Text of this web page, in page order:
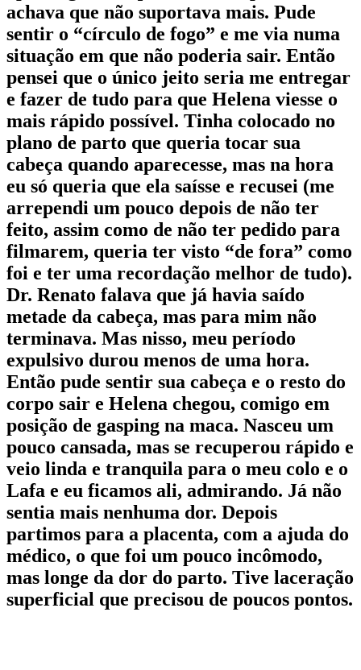
achava que não suportava mais. Pude
sentir o “círculo de fogo” e me via numa
situação em que não poderia sair. Então
pensei que o único jeito seria me entregar
e fazer de tudo para que Helena viesse o
mais rápido possível. Tinha colocado no
plano de parto que queria tocar sua
cabeça quando aparecesse, mas na hora
eu só queria que ela saísse e recusei (me
arrependi um pouco depois de não ter
feito, assim como de não ter pedido para
filmarem, queria ter visto “de fora” como
foi e ter uma recordação melhor de tudo).
Dr. Renato falava que já havia saído
metade da cabeça, mas para mim não
terminava. Mas nisso, meu período
expulsivo durou menos de uma hora.
Então pude sentir sua cabeça e o resto do
corpo sair e Helena chegou, comigo em
posição de gasping na maca. Nasceu um
pouco cansada, mas se recuperou rápido e
veio linda e tranquila para o meu colo e o
Lafa e eu ficamos ali, admirando. Já não
sentia mais nenhuma dor. Depois
partimos para a placenta, com a ajuda do
médico, o que foi um pouco incômodo,
mas longe da dor do parto. Tive laceração
superficial que precisou de poucos pontos.